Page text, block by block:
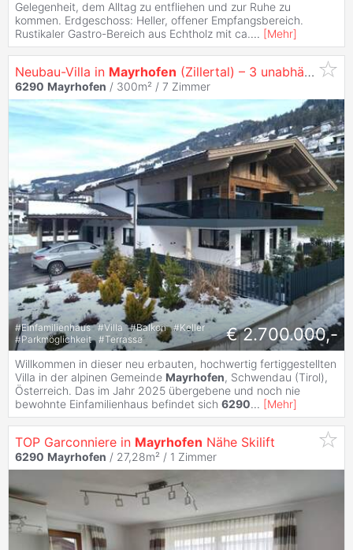
Gelegenheit, dem Alltag zu entfliehen und zur Ruhe zu
kommen. Erdgeschoss: Heller, offener Empfangsbereich.
Rustikaler Gastro-Bereich aus Echtholz mit ca.... [Mehr]
Neubau-Villa in Mayrhofen (Zillertal) – 3 unabhängige Apartments, 2025 fertiggestellt
6290 Mayrhofen / 300m² / 7 Zimmer
#Einfamilienhaus #Villa #Balkon #Keller
#Parkmöglichkeit #Terrasse € 2.700.000,-
Willkommen in dieser neu erbauten, hochwertig fertiggestellten
Villa in der alpinen Gemeinde Mayrhofen, Schwendau (Tirol),
Österreich. Das im Jahr 2025 übergebene und noch nie
bewohnte Einfamilienhaus befindet sich 6290... [Mehr]
TOP Garconniere in Mayrhofen Nähe Skilift
6290 Mayrhofen / 27,28m² / 1 Zimmer